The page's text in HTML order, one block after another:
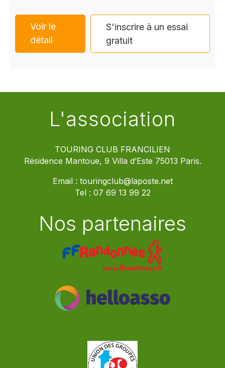
Voir le
détail
S'inscrire à un essai
gratuit
L'association
TOURING CLUB FRANCILIEN
Résidence Mantoue, 9 Villa d’Este 75013 Paris.
Email : touringclub@laposte.net
Tel : 07 69 13 99 22
Nos partenaires